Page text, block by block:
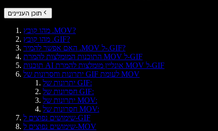
תוכן העניינים
מהו קובץ .MOV?
מהו קובץ .GIF?
האם אפשר להמיר .MOV ל-.GIF?
התוכנות המומלצות להמרת MOV ל-GIF
תוכנות AI אונליין מומלצות להמרת MOV ל-GIF
יתרונות וחסרונות של GIF לעומת MOV
יתרונות של GIF:
חסרונות של GIF:
יתרונות של MOV:
חסרונות של MOV:
שימושים נפוצים ל-GIF
שימושים נפוצים ל-MOV